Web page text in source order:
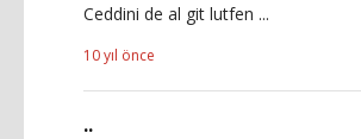
Ceddini de al git lutfen ...
10 yıl önce
..